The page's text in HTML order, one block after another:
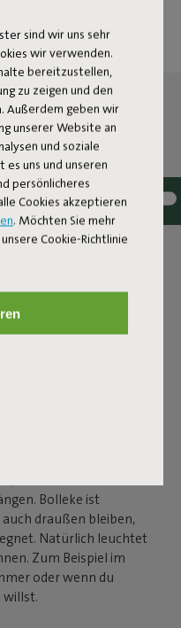
sind wir uns sehr
wir verwenden.
bereitzustellen,
zu zeigen und den
Außerdem geben wir
unserer Website an
und soziale
uns und unseren
persönlicheres
Cookies akzeptieren
. Möchten Sie mehr
Cookie-Richtlinie
FÜR
Bolleke ist
draußen bleiben,
Natürlich leuchtet
Zum Beispiel im
oder wenn du
willst.